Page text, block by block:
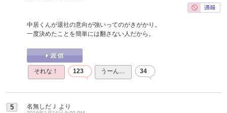
中居くんが退社の意向が強いってのがきがかり。
一度決めたことを簡単には翻さない人だから。
それな！ 123 うーん… 34
5 名無しだＪ より